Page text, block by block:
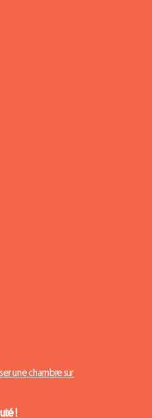
une chambre sur
!